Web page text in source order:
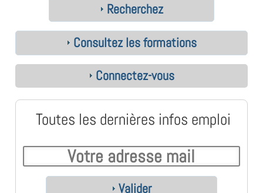
Recherchez
Consultez les formations
Connectez-vous
Toutes les dernières infos emploi
Valider